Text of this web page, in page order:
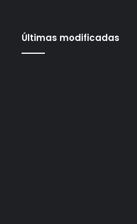
Últimas modificadas